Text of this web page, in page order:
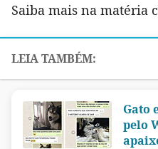
Saiba mais na matéria
Gato
pelo